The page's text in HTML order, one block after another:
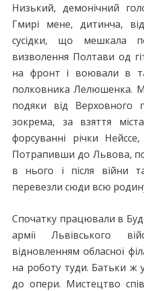
Низький, демонічний
Гмирі мене, дитинча,
сусідки, що мешкала
визволення Полтави од
на фронт і воювали в
полковника Лелюшенка.
подяки від Верховного
зокрема, за взяття
форсуванні річки
Потрапивши до Львова,
в нього і після війни
перевезли сюди всю
Спочатку працювали в
армії Львівського
відновленням обласної
на роботу туди. Батьки
до опери. Мистецтво